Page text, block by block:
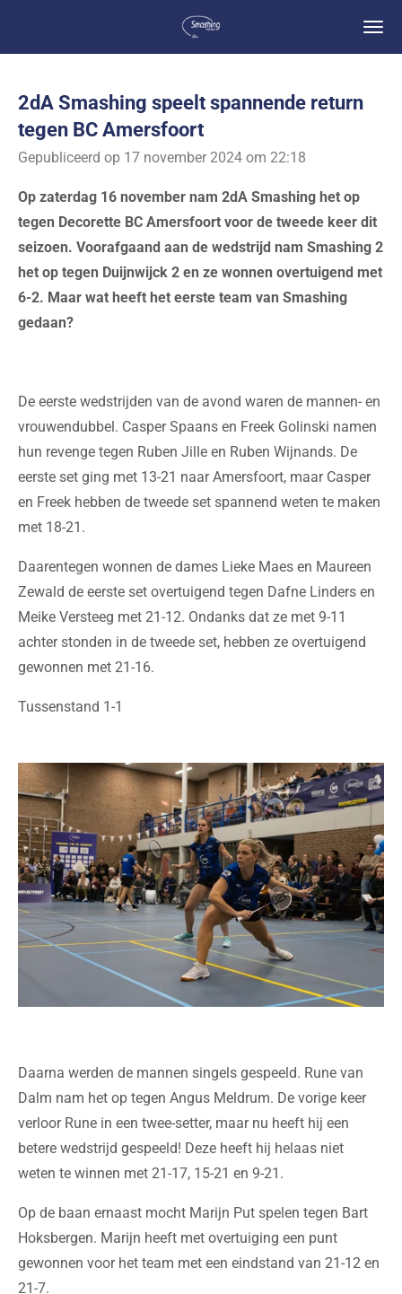
de
hoofdinhoud
2dA Smashing speelt spannende return
tegen BC Amersfoort
Gepubliceerd op 17 november 2024 om 22:18
Op zaterdag 16 november nam 2dA Smashing het op
tegen Decorette BC Amersfoort voor de tweede keer dit
seizoen. Voorafgaand aan de wedstrijd nam Smashing 2
het op tegen Duijnwijck 2 en ze wonnen overtuigend met
6-2. Maar wat heeft het eerste team van Smashing
gedaan?
De eerste wedstrijden van de avond waren de mannen- en
vrouwendubbel. Casper Spaans en Freek Golinski namen
hun revenge tegen Ruben Jille en Ruben Wijnands. De
eerste set ging met 13-21 naar Amersfoort, maar Casper
en Freek hebben de tweede set spannend weten te maken
met 18-21.
Daarentegen wonnen de dames Lieke Maes en Maureen
Zewald de eerste set overtuigend tegen Dafne Linders en
Meike Versteeg met 21-12. Ondanks dat ze met 9-11
achter stonden in de tweede set, hebben ze overtuigend
gewonnen met 21-16.
Tussenstand 1-1
Daarna werden de mannen singels gespeeld. Rune van
Dalm nam het op tegen Angus Meldrum. De vorige keer
verloor Rune in een twee-setter, maar nu heeft hij een
betere wedstrijd gespeeld! Deze heeft hij helaas niet
weten te winnen met 21-17, 15-21 en 9-21.
Op de baan ernaast mocht Marijn Put spelen tegen Bart
Hoksbergen. Marijn heeft met overtuiging een punt
gewonnen voor het team met een eindstand van 21-12 en
21-7.